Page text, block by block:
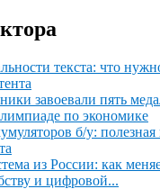
текста: что
завоевали пять
по экономике
б/у: полезная
из России: как
и цифровой...